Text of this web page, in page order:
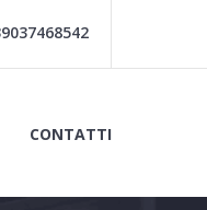
CONTATTI